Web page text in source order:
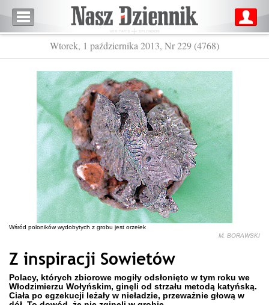
Wtorek, 1 października 2013, Nr 229 (4768)
Wśród poloników wydobytych z grobu jest orzełek
M. BORAWSKI
Z inspiracji Sowietów
Polacy, których zbiorowe mogiły odsłonięto w tym roku we
Włodzimierzu Wołyńskim, ginęli od strzału metodą katyńską.
Ciała po egzekucji leżały w nieładzie, przeważnie głową w